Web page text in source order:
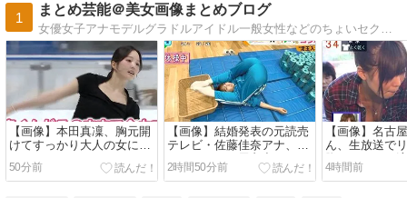
1
まとめ芸能＠美女画像まとめブログ
【画像】本田真凜、胸元開
けてすっかり大人の女にな
ってしまう
50分前
【画像】結婚発表の元読売
テレビ・佐藤佳奈アナ、朝
からジャージ尻丸出し
2時間50分前
【画像】名古
ん、生放送で
胸チラをモロ
4時間前